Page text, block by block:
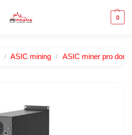
0
/ ASIC mining / ASIC miner pro